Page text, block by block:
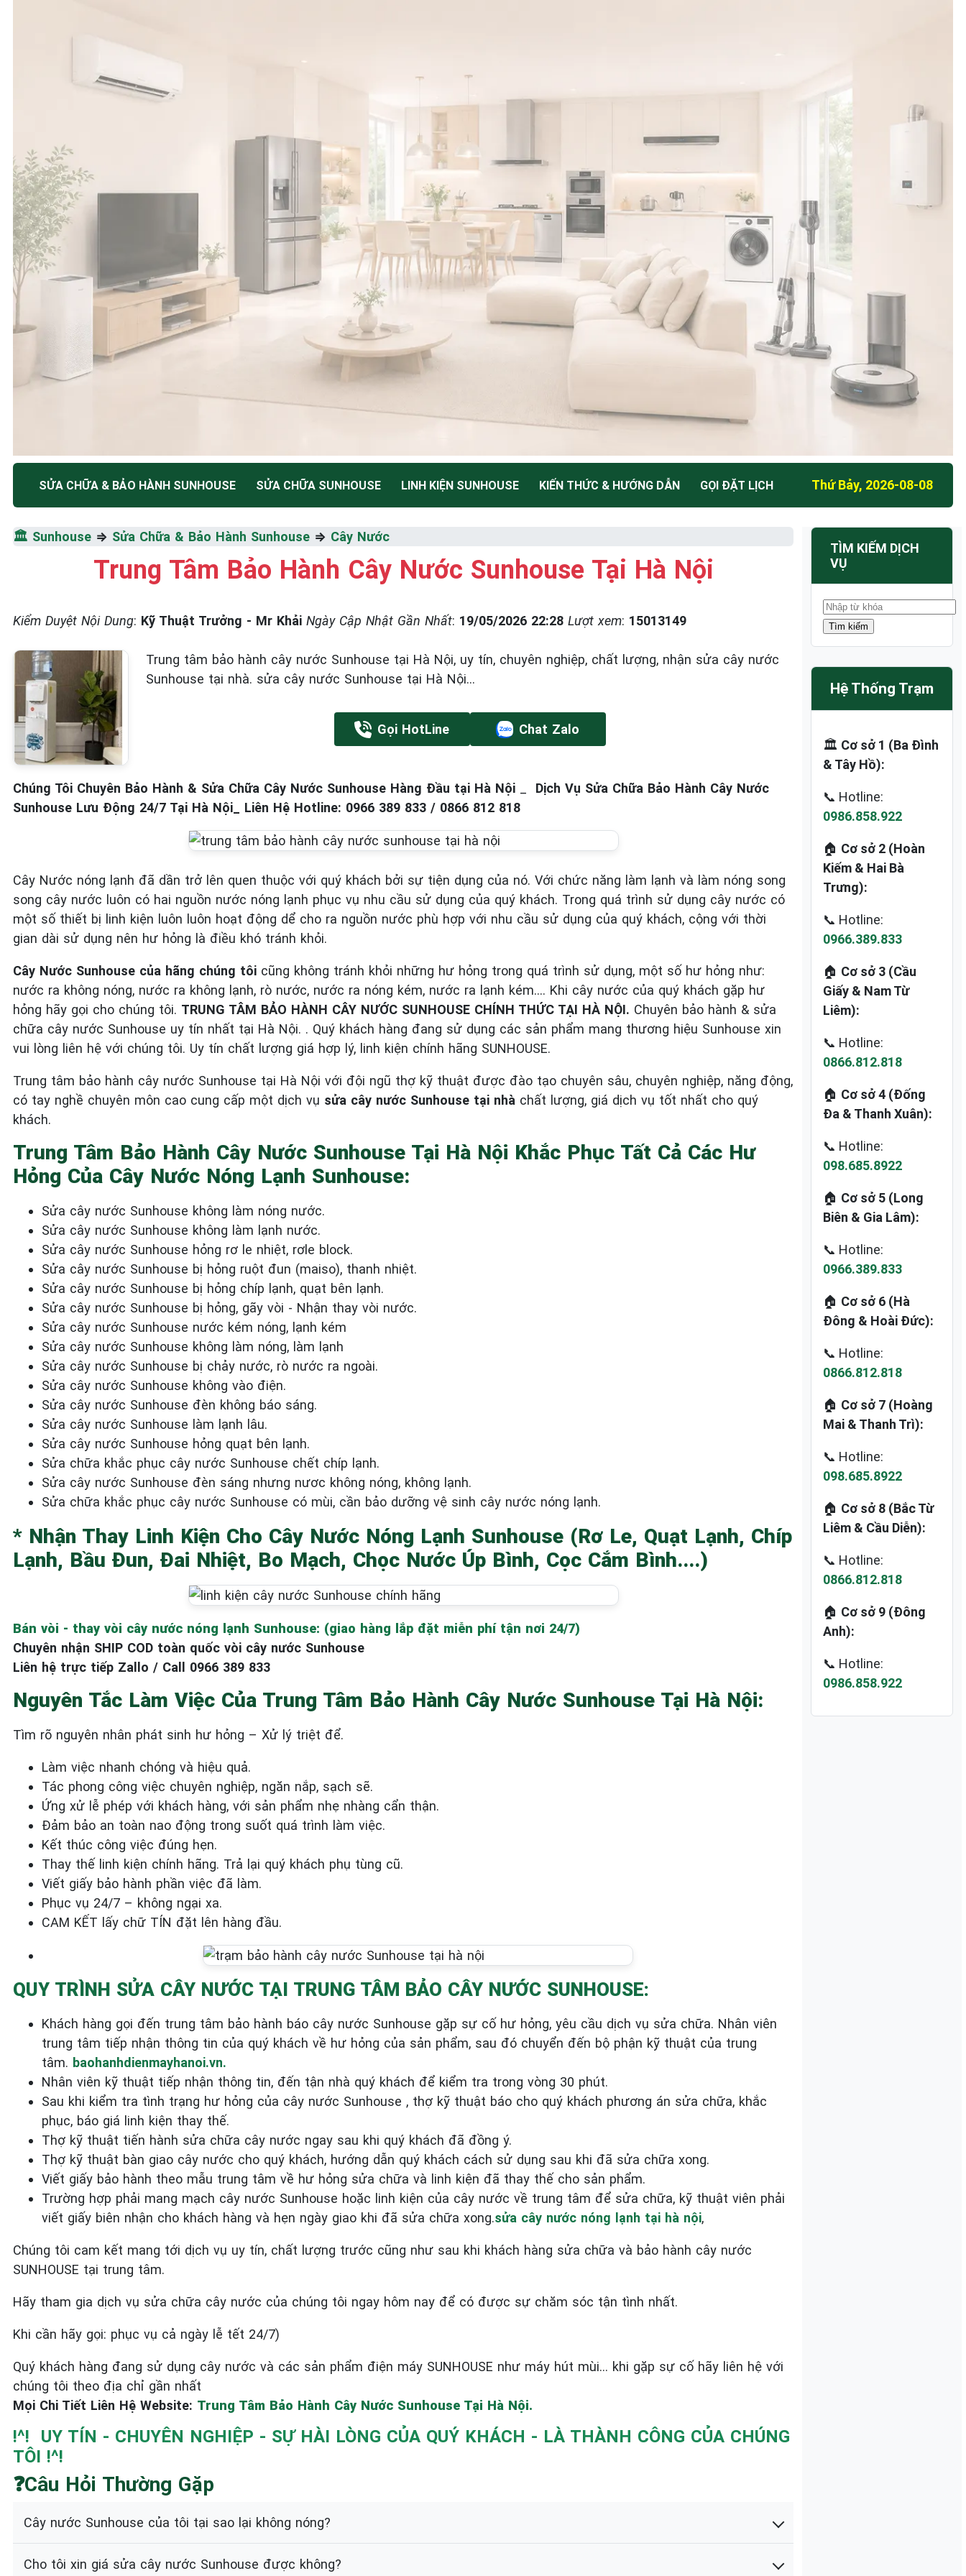
TRUNG TÂM BẢO HÀNH ĐIỆN MÁY HÀ NỘI
SỬA CHỮA & BẢO HÀNH
SUNHOUSE
Tốc Độ Tối Đa • Chất Lượng Tối Ưu • Chi Phí Tối Thiểu
☎️ 09.86.85.89.22
SỬA CHỮA & BẢO HÀNH SUNHOUSE SỬA CHỮA SUNHOUSE LINH KIỆN SUNHOUSE KIẾN THỨC & HƯỚNG DẪN GỌI ĐẶT LỊCH Thứ Bảy, 2026-08-08
🏛️ Sunhouse ⇒ Sửa Chữa & Bảo Hành Sunhouse ⇒ Cây Nước
Trung Tâm Bảo Hành Cây Nước Sunhouse Tại Hà Nội
Kiểm Duyệt Nội Dung: Kỹ Thuật Trưởng - Mr Khải Ngày Cập Nhật Gần Nhất: 19/05/2026 22:28 Lượt xem: 15013149
Trung tâm bảo hành cây nước Sunhouse tại Hà Nội, uy tín, chuyên nghiệp, chất lượng, nhận sửa cây nước
Sunhouse tại nhà. sửa cây nước Sunhouse tại Hà Nội...
Gọi HotLine Chat Zalo
Chúng Tôi Chuyên Bảo Hành & Sửa Chữa Cây Nước Sunhouse Hàng Đầu tại Hà Nội
Dịch Vụ Sửa Chữa Bảo Hành Cây Nước
Sunhouse Lưu Động 24/7 Tại Hà Nội_
Liên Hệ Hotline: 0966 389 833 / 0866 812 818
Cây Nước nóng lạnh đã dần trở lên quen thuộc với quý khách bởi sự tiện dụng của nó. Với chức năng làm lạnh và làm nóng song
song cây nước luôn có hai nguồn nước nóng lạnh phục vụ nhu cầu sử dụng của quý khách. Trong quá trình sử dụng cây nước có
một số thiết bị linh kiện luôn luôn hoạt động dể cho ra nguồn nước phù hợp với nhu cầu sử dụng của quý khách, cộng với thời
gian dài sử dụng nên hư hỏng là điều khó tránh khỏi.
Cây Nước Sunhouse của hãng chúng tôi cũng không tránh khỏi những hư hỏng trong quá trình sử dụng, một số hư hỏng như:
nước ra không nóng, nước ra không lạnh, rò nước, nước ra nóng kém, nước ra lạnh kém…. Khi cây nước của quý khách gặp hư
hỏng hãy gọi cho chúng tôi. TRUNG TÂM BẢO HÀNH CÂY NƯỚC SUNHOUSE CHÍNH THỨC TẠI HÀ NỘI. Chuyên bảo hành & sửa
chữa cây nước Sunhouse uy tín nhất tại Hà Nội. . Quý khách hàng đang sử dụng các sản phẩm mang thương hiệu Sunhouse xin
vui lòng liên hệ với chúng tôi. Uy tín chất lượng giá hợp lý, linh kiện chính hãng SUNHOUSE.
Trung tâm bảo hành cây nước Sunhouse tại Hà Nội với đội ngũ thợ kỹ thuật được đào tạo chuyên sâu, chuyên nghiệp, năng động,
có tay nghề chuyên môn cao cung cấp một dịch vụ sửa cây nước Sunhouse tại nhà chất lượng, giá dịch vụ tốt nhất cho quý
khách.
Trung Tâm Bảo Hành Cây Nước Sunhouse Tại Hà Nội Khắc Phục Tất Cả Các Hư
Hỏng Của Cây Nước Nóng Lạnh Sunhouse:
Sửa cây nước Sunhouse không làm nóng nước.
Sửa cây nước Sunhouse không làm lạnh nước.
Sửa cây nước Sunhouse hỏng rơ le nhiệt, rơle block.
Sửa cây nước Sunhouse bị hỏng ruột đun (maiso), thanh nhiệt.
Sửa cây nước Sunhouse bị hỏng chíp lạnh, quạt bên lạnh.
Sửa cây nước Sunhouse bị hỏng, gãy vòi - Nhận thay vòi nước.
Sửa cây nước Sunhouse nước kém nóng, lạnh kém
Sửa cây nước Sunhouse không làm nóng, làm lạnh
Sửa cây nước Sunhouse bị chảy nước, rò nước ra ngoài.
Sửa cây nước Sunhouse không vào điện.
Sửa cây nước Sunhouse đèn không báo sáng.
Sửa cây nước Sunhouse làm lạnh lâu.
Sửa cây nước Sunhouse hỏng quạt bên lạnh.
Sửa chữa khắc phục cây nước Sunhouse chết chíp lạnh.
Sửa cây nước Sunhouse đèn sáng nhưng nươc không nóng, không lạnh.
Sửa chữa khắc phục cây nước Sunhouse có mùi, cần bảo dưỡng vệ sinh cây nước nóng lạnh.
* Nhận Thay Linh Kiện Cho Cây Nước Nóng Lạnh Sunhouse (Rơ Le, Quạt Lạnh, Chíp
Lạnh, Bầu Đun, Đai Nhiệt, Bo Mạch, Chọc Nước Úp Bình, Cọc Cắm Bình....)
Bán vòi - thay vòi cây nước nóng lạnh Sunhouse: (giao hàng lắp đặt miễn phí tận nơi 24/7)
Chuyên nhận SHIP COD toàn quốc vòi cây nước Sunhouse
Liên hệ trực tiếp Zallo / Call 0966 389 833
Nguyên Tắc Làm Việc Của Trung Tâm Bảo Hành Cây Nước Sunhouse Tại Hà Nội:
Tìm rõ nguyên nhân phát sinh hư hỏng – Xử lý triệt để.
Làm việc nhanh chóng và hiệu quả.
Tác phong công việc chuyên nghiệp, ngăn nắp, sạch sẽ.
Ứng xử lễ phép với khách hàng, với sản phẩm nhẹ nhàng cẩn thận.
Đảm bảo an toàn nao động trong suốt quá trình làm việc.
Kết thúc công việc đúng hẹn.
Thay thế linh kiện chính hãng. Trả lại quý khách phụ tùng cũ.
Viết giấy bảo hành phần việc đã làm.
Phục vụ 24/7 – không ngại xa.
CAM KẾT lấy chữ TÍN đặt lên hàng đầu.
QUY TRÌNH SỬA CÂY NƯỚC TẠI TRUNG TÂM BẢO CÂY NƯỚC SUNHOUSE:
Khách hàng gọi đến trung tâm bảo hành báo cây nước Sunhouse gặp sự cố hư hỏng, yêu cầu dịch vụ sửa chữa. Nhân viên
trung tâm tiếp nhận thông tin của quý khách về hư hỏng của sản phẩm, sau đó chuyển đến bộ phận kỹ thuật của trung
tâm. baohanhdienmayhanoi.vn.
Nhân viên kỹ thuật tiếp nhận thông tin, đến tận nhà quý khách để kiểm tra trong vòng 30 phút.
Sau khi kiểm tra tình trạng hư hỏng của cây nước Sunhouse , thợ kỹ thuật báo cho quý khách phương án sửa chữa, khắc
phục, báo giá linh kiện thay thế.
Thợ kỹ thuật tiến hành sửa chữa cây nước ngay sau khi quý khách đã đồng ý.
Thợ kỹ thuật bàn giao cây nước cho quý khách, hướng dẫn quý khách cách sử dụng sau khi đã sửa chữa xong.
Viết giấy bảo hành theo mẫu trung tâm về hư hỏng sửa chữa và linh kiện đã thay thế cho sản phẩm.
Trường hợp phải mang mạch cây nước Sunhouse hoặc linh kiện của cây nước về trung tâm để sửa chữa, kỹ thuật viên phải
viết giấy biên nhận cho khách hàng và hẹn ngày giao khi đã sửa chữa xong.sửa cây nước nóng lạnh tại hà nội,
Chúng tôi cam kết mang tới dịch vụ uy tín, chất lượng trước cũng như sau khi khách hàng sửa chữa và bảo hành cây nước
SUNHOUSE tại trung tâm.
Hãy tham gia dịch vụ sửa chữa cây nước của chúng tôi ngay hôm nay để có được sự chăm sóc tận tình nhất.
Khi cần hãy gọi: phục vụ cả ngày lễ tết 24/7)
Quý khách hàng đang sử dụng cây nước và các sản phẩm điện máy SUNHOUSE như máy hút mùi… khi gặp sự cố hãy liên hệ với
chúng tôi theo địa chỉ gần nhất
Mọi Chi Tiết Liên Hệ Website: Trung Tâm Bảo Hành Cây Nước Sunhouse Tại Hà Nội.
!^! UY TÍN - CHUYÊN NGHIỆP - SỰ HÀI LÒNG CỦA QUÝ KHÁCH - LÀ THÀNH CÔNG CỦA CHÚNG
TÔI !^!
❓Câu Hỏi Thường Gặp
Cây nước Sunhouse của tôi tại sao lại không nóng?
Cho tôi xin giá sửa cây nước Sunhouse được không?
TÌM KIẾM DỊCH
VỤ
Hệ Thống Trạm
🏛️ Cơ sở 1 (Ba Đình
& Tây Hồ):
📞 Hotline:
0986.858.922
🏠 Cơ sở 2 (Hoàn
Kiếm & Hai Bà
Trưng):
📞 Hotline:
0966.389.833
🏠 Cơ sở 3 (Cầu
Giấy & Nam Từ
Liêm):
📞 Hotline:
0866.812.818
🏠 Cơ sở 4 (Đống
Đa & Thanh Xuân):
📞 Hotline:
098.685.8922
🏠 Cơ sở 5 (Long
Biên & Gia Lâm):
📞 Hotline:
0966.389.833
🏠 Cơ sở 6 (Hà
Đông & Hoài Đức):
📞 Hotline:
0866.812.818
🏠 Cơ sở 7 (Hoàng
Mai & Thanh Trì):
📞 Hotline:
098.685.8922
🏠 Cơ sở 8 (Bắc Từ
Liêm & Cầu Diễn):
📞 Hotline:
0866.812.818
🏠 Cơ sở 9 (Đông
Anh):
📞 Hotline:
0986.858.922